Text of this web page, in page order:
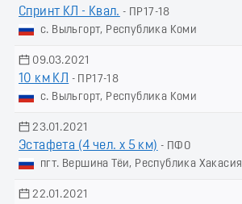
Спринт КЛ - Квал. - ПР17-18
с. Выльгорт, Республика Коми
09.03.2021
10 км КЛ
- ПР17-18
с. Выльгорт, Республика Коми
23.01.2021
Эстафета (4 чел. х 5 км) - ПФО
пгт. Вершина Тёи, Республика Хакасия
22.01.2021